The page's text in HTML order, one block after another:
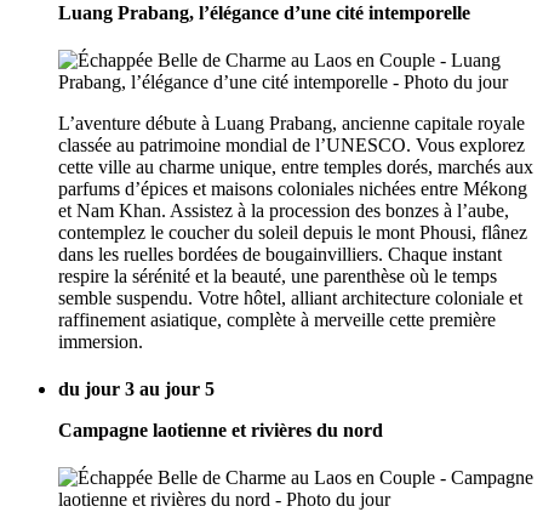
Luang Prabang, l’élégance d’une cité intemporelle
L’aventure débute à Luang Prabang, ancienne capitale royale
classée au patrimoine mondial de l’UNESCO. Vous explorez
cette ville au charme unique, entre temples dorés, marchés aux
parfums d’épices et maisons coloniales nichées entre Mékong
et Nam Khan. Assistez à la procession des bonzes à l’aube,
contemplez le coucher du soleil depuis le mont Phousi, flânez
dans les ruelles bordées de bougainvilliers. Chaque instant
respire la sérénité et la beauté, une parenthèse où le temps
semble suspendu. Votre hôtel, alliant architecture coloniale et
raffinement asiatique, complète à merveille cette première
immersion.
du jour 3 au jour 5
Campagne laotienne et rivières du nord